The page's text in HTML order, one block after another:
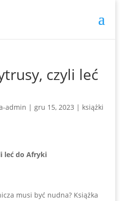
czyli leć
admin | gru 15, 2023 | książki
leć do Afryki
musi być nudna? Książka